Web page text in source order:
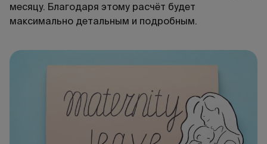
месяцу. Благодаря этому расчёт будет
максимально детальным и подробным.